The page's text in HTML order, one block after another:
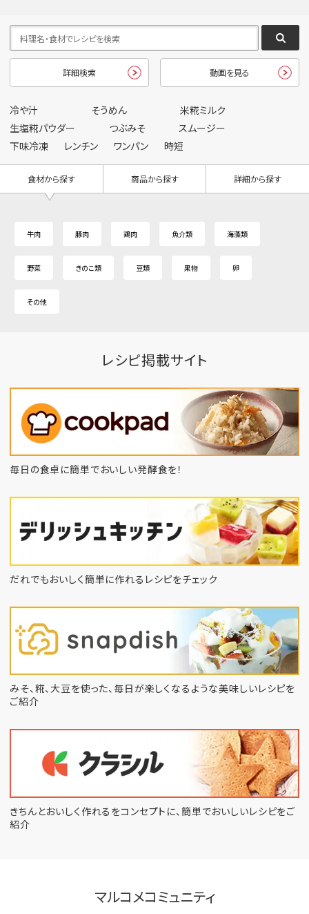
詳細検索 動画を見る
冷や汁 そうめん
米糀ミルク
生塩糀パウダー
つぶみそ
スムージー
下味冷凍
レンチン ワンパン 時短
食材から探す 商品から探す 詳細から探す
牛肉 豚肉 鶏肉 魚介類 海藻類
野菜 きのこ類 豆類 果物 卵
その他
レシピ掲載サイト
毎日の食卓に簡単でおいしい発酵食を！
だれでもおいしく簡単に作れるレシピをチェック
みそ、糀、大豆を使った、毎日が楽しくなるような美味しいレシピを
ご紹介
きちんとおいしく作れるをコンセプトに、 簡単でおいしいレシピをご
紹介
マルコメコミュニティ